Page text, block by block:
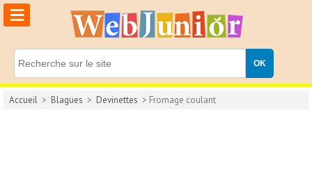
≡
Accueil > Blagues > Devinettes > Fromage coulant